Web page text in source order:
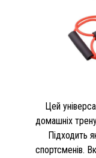
Цей
домашніх
Підходить
спортсменів.